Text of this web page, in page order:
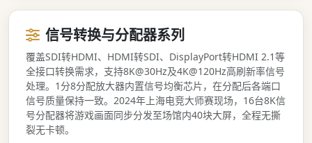
信号转换与分配器系列
覆盖SDI转HDMI、HDMI转SDI、DisplayPort转HDMI 2.1等
全接口转换需求，支持8K@30Hz及4K@120Hz高刷新率信号
处理。1分8分配放大器内置信号均衡芯片，在分配后各端口
信号质量保持一致。2024年上海电竞大师赛现场，16台8K信
号分配器将游戏画面同步分发至场馆内40块大屏，全程无撕
裂无卡顿。